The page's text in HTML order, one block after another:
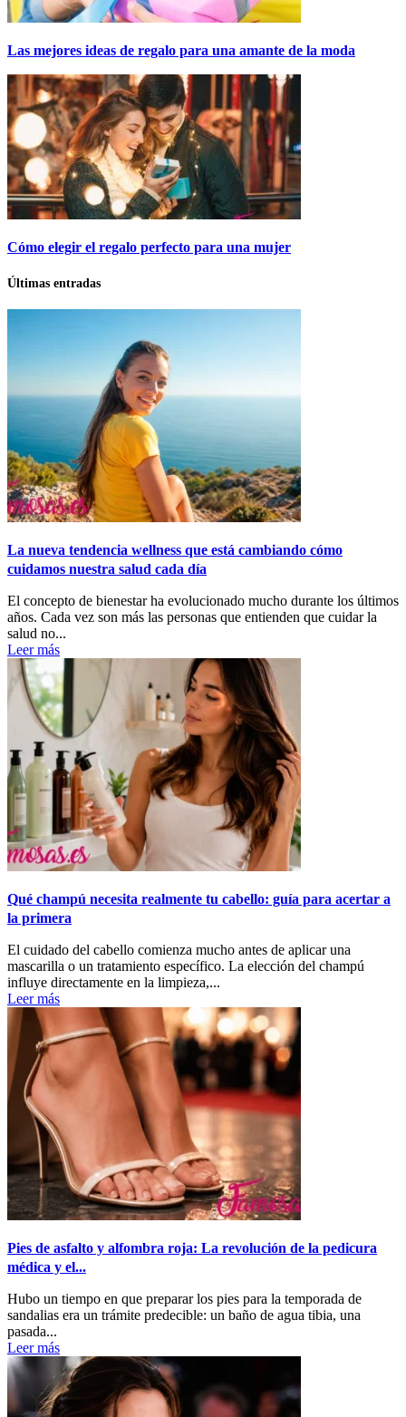
Las mejores ideas de regalo para una amante de la moda
Cómo elegir el regalo perfecto para una mujer
Últimas entradas
La nueva tendencia wellness que está cambiando cómo
cuidamos nuestra salud cada día
El concepto de bienestar ha evolucionado mucho durante los últimos
años. Cada vez son más las personas que entienden que cuidar la
salud no...
Leer más
Qué champú necesita realmente tu cabello: guía para acertar a
la primera
El cuidado del cabello comienza mucho antes de aplicar una
mascarilla o un tratamiento específico. La elección del champú
influye directamente en la limpieza,...
Leer más
Pies de asfalto y alfombra roja: La revolución de la pedicura
médica y el...
Hubo un tiempo en que preparar los pies para la temporada de
sandalias era un trámite predecible: un baño de agua tibia, una
pasada...
Leer más